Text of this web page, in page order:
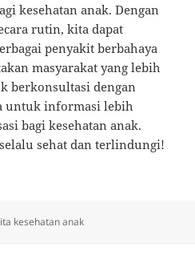
kesehatan anak. Dengan
rutin, kita dapat
penyakit berbahaya
masyarakat yang lebih
berkonsultasi dengan
untuk informasi lebih
bagi kesehatan anak.
sehat dan terlindungi!
kesehatan anak